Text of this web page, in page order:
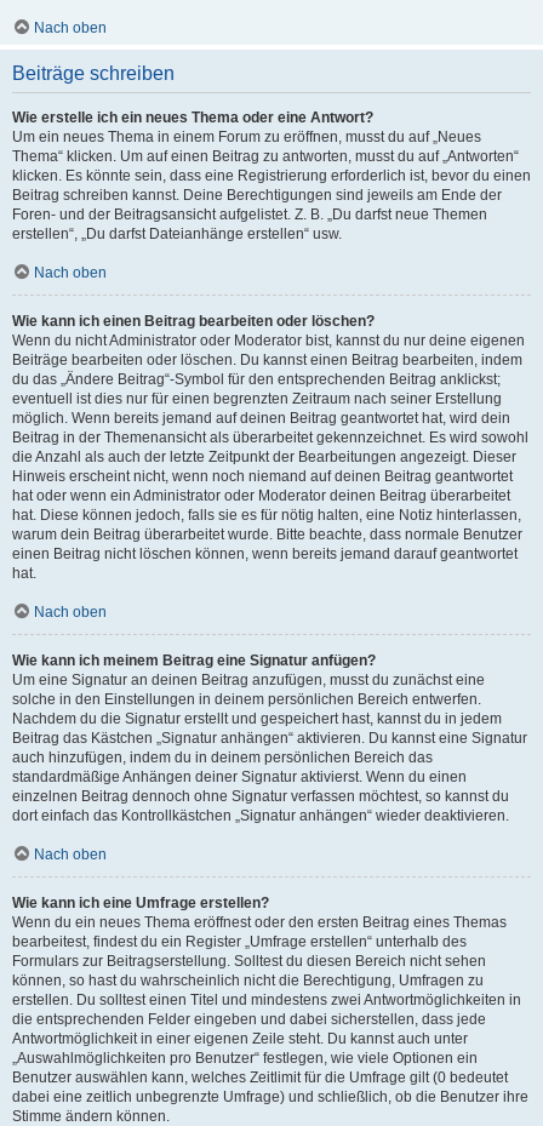
Nach oben
Beiträge schreiben
Wie erstelle ich ein neues Thema oder eine Antwort?
Um ein neues Thema in einem Forum zu eröffnen, musst du auf „Neues
Thema“ klicken. Um auf einen Beitrag zu antworten, musst du auf „Antworten“
klicken. Es könnte sein, dass eine Registrierung erforderlich ist, bevor du einen
Beitrag schreiben kannst. Deine Berechtigungen sind jeweils am Ende der
Foren- und der Beitragsansicht aufgelistet. Z. B. „Du darfst neue Themen
erstellen“, „Du darfst Dateianhänge erstellen“ usw.
Nach oben
Wie kann ich einen Beitrag bearbeiten oder löschen?
Wenn du nicht Administrator oder Moderator bist, kannst du nur deine eigenen
Beiträge bearbeiten oder löschen. Du kannst einen Beitrag bearbeiten, indem
du das „Ändere Beitrag“-Symbol für den entsprechenden Beitrag anklickst;
eventuell ist dies nur für einen begrenzten Zeitraum nach seiner Erstellung
möglich. Wenn bereits jemand auf deinen Beitrag geantwortet hat, wird dein
Beitrag in der Themenansicht als überarbeitet gekennzeichnet. Es wird sowohl
die Anzahl als auch der letzte Zeitpunkt der Bearbeitungen angezeigt. Dieser
Hinweis erscheint nicht, wenn noch niemand auf deinen Beitrag geantwortet
hat oder wenn ein Administrator oder Moderator deinen Beitrag überarbeitet
hat. Diese können jedoch, falls sie es für nötig halten, eine Notiz hinterlassen,
warum dein Beitrag überarbeitet wurde. Bitte beachte, dass normale Benutzer
einen Beitrag nicht löschen können, wenn bereits jemand darauf geantwortet
hat.
Nach oben
Wie kann ich meinem Beitrag eine Signatur anfügen?
Um eine Signatur an deinen Beitrag anzufügen, musst du zunächst eine
solche in den Einstellungen in deinem persönlichen Bereich entwerfen.
Nachdem du die Signatur erstellt und gespeichert hast, kannst du in jedem
Beitrag das Kästchen „Signatur anhängen“ aktivieren. Du kannst eine Signatur
auch hinzufügen, indem du in deinem persönlichen Bereich das
standardmäßige Anhängen deiner Signatur aktivierst. Wenn du einen
einzelnen Beitrag dennoch ohne Signatur verfassen möchtest, so kannst du
dort einfach das Kontrollkästchen „Signatur anhängen“ wieder deaktivieren.
Nach oben
Wie kann ich eine Umfrage erstellen?
Wenn du ein neues Thema eröffnest oder den ersten Beitrag eines Themas
bearbeitest, findest du ein Register „Umfrage erstellen“ unterhalb des
Formulars zur Beitragserstellung. Solltest du diesen Bereich nicht sehen
können, so hast du wahrscheinlich nicht die Berechtigung, Umfragen zu
erstellen. Du solltest einen Titel und mindestens zwei Antwortmöglichkeiten in
die entsprechenden Felder eingeben und dabei sicherstellen, dass jede
Antwortmöglichkeit in einer eigenen Zeile steht. Du kannst auch unter
„Auswahlmöglichkeiten pro Benutzer“ festlegen, wie viele Optionen ein
Benutzer auswählen kann, welches Zeitlimit für die Umfrage gilt (0 bedeutet
dabei eine zeitlich unbegrenzte Umfrage) und schließlich, ob die Benutzer ihre
Stimme ändern können.